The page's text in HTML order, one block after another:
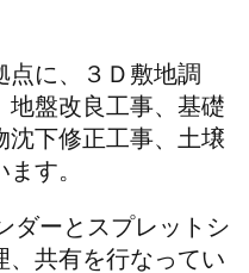
点に、３Ｄ敷地調
地盤改良工事、基礎
沈下修正工事、土壌
す。
ダーとスプレットシ
、共有を行なってい